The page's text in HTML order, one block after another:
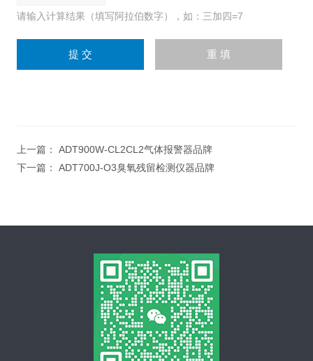
请输入计算结果（填写阿拉伯数字），如：三加四=7
上一篇： ADT900W-CL2CL2气体报警器品牌
下一篇： ADT700J-O3臭氧残留检测仪器品牌